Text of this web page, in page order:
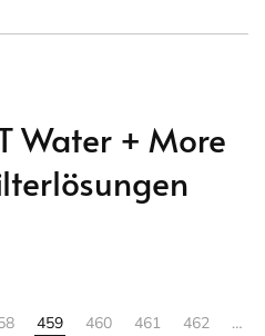
Water + More
459 460 461 462
…